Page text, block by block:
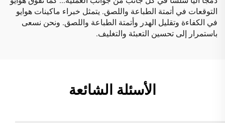
التوقعات في أتمتة الطباعة واللصق. يتمثل خبراء ماكينات هوايو
في الكفاءة وتقليل الهدر وأتمتة الطباعة واللصق. ونحن نسعى
باستمرار إلى تحسين التعبئة والتغليف.
الأسئلة الشائعة